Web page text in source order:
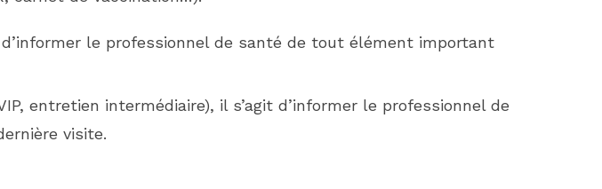
le professionnel de santé de tout élément important
entretien intermédiaire), il s’agit d’informer le professionnel de
visite.